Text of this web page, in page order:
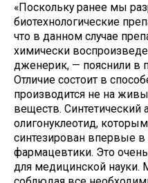
«Поскольку ранее мы
биотехнологические
что в данном случае
химически
дженерик, — пояснили в
Отличие состоит в
производится не на
веществ. Синтетический
олигонуклеотид,
синтезирован впервые в
фармацевтики. Это
для медицинской науки.